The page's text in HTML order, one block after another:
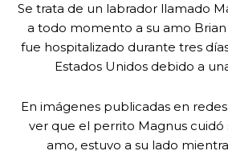
Se trata de un labrador llamado
a todo momento a su amo
fue hospitalizado durante tres
Estados Unidos debido a
En imágenes publicadas en
ver que el perrito Magnus cuidó
amo, estuvo a su lado